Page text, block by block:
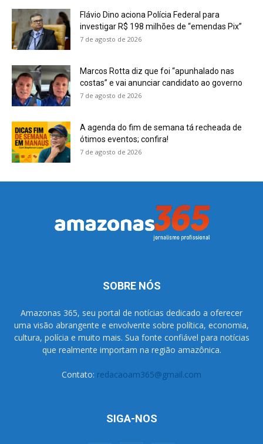
Flávio Dino aciona Polícia Federal para
investigar R$ 198 milhões de “emendas Pix”
7 de agosto de 2026
Marcos Rotta diz que foi “apunhalado nas
costas” e vai anunciar candidato ao governo
7 de agosto de 2026
A agenda do fim de semana tá recheada de
ótimos eventos; confira!
7 de agosto de 2026
SOBRE NÓS
Amazonas 365, seu portal de notícias dedicado a oferecer
uma visão abrangente e envolvente sobre política, economia,
cultura, polícia e muito mais. Sua fonte confiável para notícias
que realmente importam na região amazônica.
Contato: redacaoam365@gmail.com
SIGA-NOS